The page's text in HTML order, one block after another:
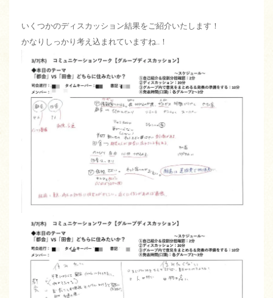
いくつかのディスカッション結果をご紹介いたします！
かなりしっかり考え込まれていますね..！